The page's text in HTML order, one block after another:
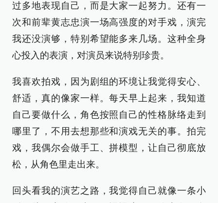
过多地表现自己，而是大家一起努力。还有一
次和前辈黄志忠演一场高强度的对手戏，演完
我还没演够，特别希望能多来几场。这种全身
心投入的表演，对演员来说特别珍贵。
我喜欢拍戏，因为剧组的环境让我觉得安心、
舒适，真的像家一样。每天早上起来，我知道
自己要做什么，角色按照自己的性格脉络走到
哪里了，不用去想那些和演戏无关的事。拍完
戏，我偶尔会做手工、拼模型，让自己彻底放
松，从角色里走出来。
回头看我的演艺之路，我觉得自己就像一条小